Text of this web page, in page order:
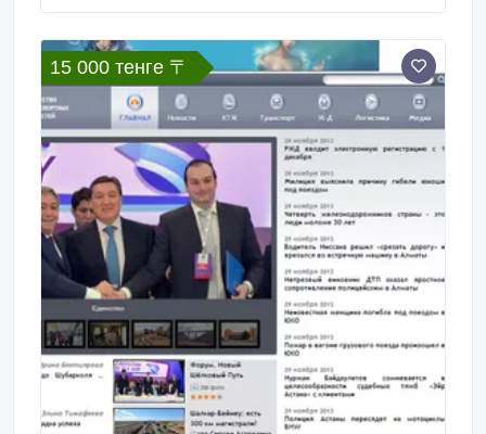
15 000 тенге 〒